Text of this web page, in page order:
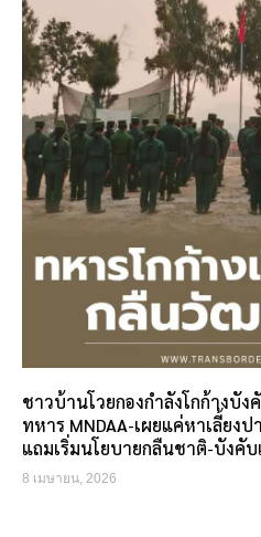
ชาวบ้านโวยกองกำลังโกก้างบั
ทหาร MNDAA-เผยแค่หาเลี้ยง
แถมเริ่มนโยบายกลืนชาติ-บังคั
8 เมษายน, 2026